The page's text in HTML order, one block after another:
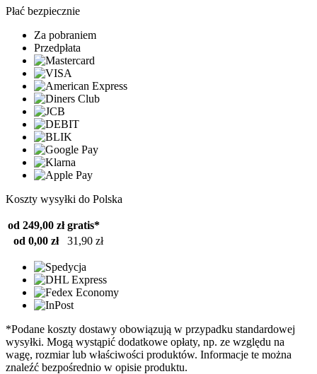
Płać bezpiecznie
Za pobraniem
Przedpłata
Koszty wysyłki do Polska
od 249,00 zł gratis*
od 0,00 zł
31,90 zł
*Podane koszty dostawy obowiązują w przypadku standardowej
wysyłki. Mogą wystąpić dodatkowe opłaty, np. ze względu na
wagę, rozmiar lub właściwości produktów. Informacje te można
znaleźć bezpośrednio w opisie produktu.